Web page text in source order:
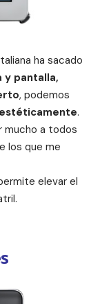
ha sacado
pantalla,
, podemos
.
mucho a todos
los que me
elevar el